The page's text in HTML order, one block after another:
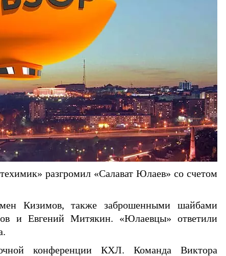
разгромил «Салават Юлаев» со счетом
Кизимов, также заброшенными шайбами
и Евгений Митякин. «Юлаевцы» ответили
конференции КХЛ. Команда Виктора